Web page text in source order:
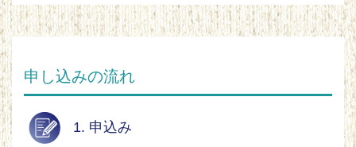
申し込みの流れ
1. 申込み